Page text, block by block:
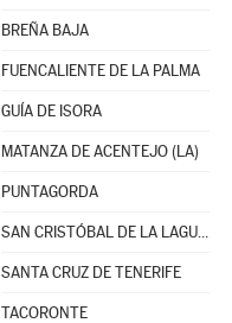
BREÑA BAJA
FUENCALIENTE DE LA PALMA
GUÍA DE ISORA
MATANZA DE ACENTEJO (LA)
PUNTAGORDA
SAN CRISTÓBAL DE LA LAGUNA
SANTA CRUZ DE TENERIFE
TACORONTE